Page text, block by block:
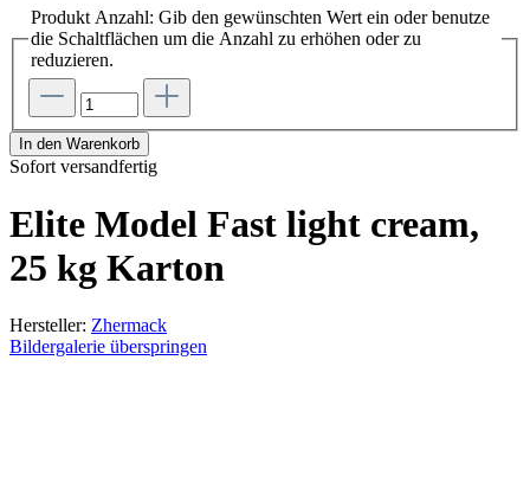
Produkt Anzahl: Gib den gewünschten Wert ein oder benutze
die Schaltflächen um die Anzahl zu erhöhen oder zu
reduzieren.
In den Warenkorb
Sofort versandfertig
Elite Model Fast light cream,
25 kg Karton
Hersteller: Zhermack
Bildergalerie überspringen